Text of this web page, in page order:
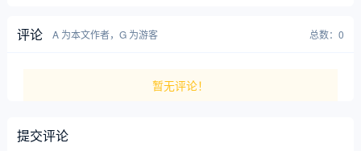
评论 A 为本文作者，G 为游客 总数：0
暂无评论！
提交评论